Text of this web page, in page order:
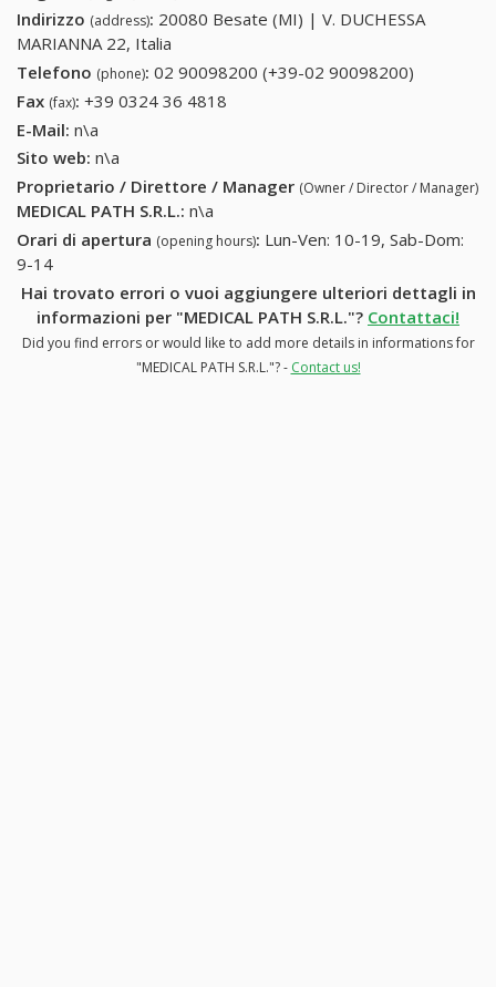
Indirizzo (address): 20080 Besate (MI) | V. DUCHESSA
MARIANNA 22, Italia
Telefono (phone): 02 90098200 (+39-02 90098200)
Fax (fax): +39 0324 36 4818
E-Mail: n\a
Sito web: n\a
Proprietario / Direttore / Manager (Owner / Director / Manager)
MEDICAL PATH S.R.L.: n\a
Orari di apertura (opening hours): Lun-Ven: 10-19, Sab-Dom:
9-14
Hai trovato errori o vuoi aggiungere ulteriori dettagli in
informazioni per "MEDICAL PATH S.R.L."? Contattaci!
Did you find errors or would like to add more details in informations for
"MEDICAL PATH S.R.L."? - Contact us!